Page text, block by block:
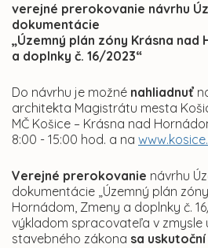
verejné prerokovanie návrhu
dokumentácie
„Územný plán zóny Krásna nad
a doplnky č. 16/2023“
Do návrhu je možné nahliadnuť
architekta Magistrátu mesta
MČ Košice – Krásna nad
8:00 - 15:00 hod. a na
Verejné prerokovanie návrhu
dokumentácie „Územný plán
Hornádom, Zmeny a doplnky č.
výkladom spracovateľa v zmysle
stavebného zákona sa uskutoční